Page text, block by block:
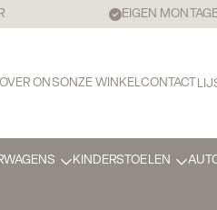
EIGEN
OVER ONSONZE WINKELCONTACT
KINDERSTOELEN